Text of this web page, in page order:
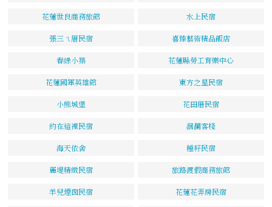
花蓮世良商務旅館 水上民宿
張三ㄟ厝民宿 喜臻藝術精品飯店
春綠小築 花蓮縣勞工育樂中心
花蓮國軍英雄館 東方之星民宿
小熊城堡 花田厝民宿
約在這裡民宿 洄瀾客棧
海天依舍 種籽民宿
麗堤精緻民宿 旅路渡假商務旅館
羊兒煙囪民宿 花蓮花弄房民宿